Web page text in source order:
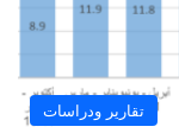
تقارير ودراسات